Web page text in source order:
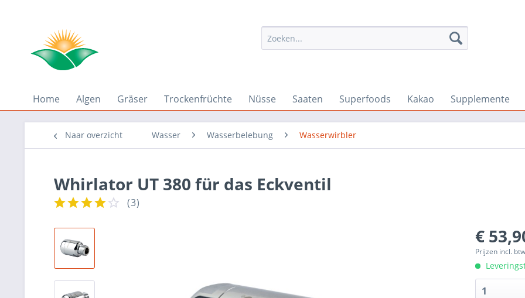
Home Algen Gräser Trockenfrüchte Nüsse Saaten Superfoods Kakao Supplemente
Naar overzicht Wasser Wasserbelebung Wasserwirbler
Whirlator UT 380 für das Eckventil
(3)
€
Prijzen incl.